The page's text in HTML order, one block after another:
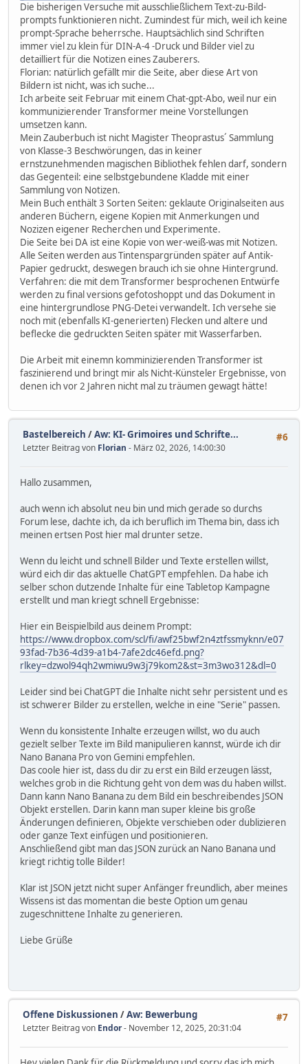
Die bisherigen Versuche mit ausschließlichem Text-zu-Bild-
prompts funktionieren nicht. Zumindest für mich, weil ich keine
prompt-Sprache beherrsche. Hauptsächlich sind Schriften
immer viel zu klein für DIN-A-4 -Druck und Bilder viel zu
detailliert für die Notizen eines Zauberers.
Florian: natürlich gefällt mir die Seite, aber diese Art von
Bildern ist nicht, was ich suche...
Ich arbeite seit Februar mit einem Chat-gpt-Abo, weil nur ein
kommunizierender Transformer meine Vorstellungen
umsetzen kann.
Mein Zauberbuch ist nicht Magister Theoprastus´ Sammlung
von Klasse-3 Beschwörungen, das in keiner
ernstzunehmenden magischen Bibliothek fehlen darf, sondern
das Gegenteil: eine selbstgebundene Kladde mit einer
Sammlung von Notizen.
Mein Buch enthält 3 Sorten Seiten: geklaute Originalseiten aus
anderen Büchern, eigene Kopien mit Anmerkungen und
Nozizen eigener Recherchen und Experimente.
Die Seite bei DA ist eine Kopie von wer-weiß-was mit Notizen.
Alle Seiten werden aus Tintenspargründen später auf Antik-
Papier gedruckt, deswegen brauch ich sie ohne Hintergrund.
Verfahren: die mit dem Transformer besprochenen Entwürfe
werden zu final versions gefotoshoppt und das Dokument in
eine hintergrundlose PNG-Detei verwandelt. Ich versehe sie
noch mit (ebenfalls KI-generierten) Flecken und altere und
beflecke die gedruckten Seiten später mit Wasserfarben.
Die Arbeit mit einemn komminizierenden Transformer ist
faszinierend und bringt mir als Nicht-Künsteler Ergebnisse, von
denen ich vor 2 Jahren nicht mal zu träumen gewagt hätte!
#6
Bastelbereich /Aw: KI- Grimoires und Schrifte...
Letzter Beitrag von Florian - März 02, 2026, 14:00:30
Hallo zusammen,
auch wenn ich absolut neu bin und mich gerade so durchs
Forum lese, dachte ich, da ich beruflich im Thema bin, dass ich
meinen ertsen Post hier mal drunter setze.
Wenn du leicht und schnell Bilder und Texte erstellen willst,
würd eich dir das aktuelle ChatGPT empfehlen. Da habe ich
selber schon dutzende Inhalte für eine Tabletop Kampagne
erstellt und man kriegt schnell Ergebnisse:
Hier ein Beispielbild aus deinem Prompt:
https://www.dropbox.com/scl/fi/awf25bwf2n4ztfssmyknn/e07
93fad-7b36-4d39-a1b4-7afe2dc46efd.png?
rlkey=dzwol94qh2wmiwu9w3j79kom2&st=3m3wo312&dl=0
Leider sind bei ChatGPT die Inhalte nicht sehr persistent und es
ist schwerer Bilder zu erstellen, welche in eine "Serie" passen.
Wenn du konsistente Inhalte erzeugen willst, wo du auch
gezielt selber Texte im Bild manipulieren kannst, würde ich dir
Nano Banana Pro von Gemini empfehlen.
Das coole hier ist, dass du dir zu erst ein Bild erzeugen lässt,
welches grob in die Richtung geht von dem was du haben willst.
Dann kann Nano Banana zu dem Bild ein beschreibendes JSON
Objekt erstellen. Darin kann man super kleine bis große
Änderungen definieren, Objekte verschieben oder dublizieren
oder ganze Text einfügen und positionieren.
Anschließend gibt man das JSON zurück an Nano Banana und
kriegt richtig tolle Bilder!
Klar ist JSON jetzt nicht super Anfänger freundlich, aber meines
Wissens ist das momentan die beste Option um genau
zugeschnittene Inhalte zu generieren.
Liebe Grüße
#7
Offene Diskussionen /Aw: Bewerbung
Letzter Beitrag von Endor- November 12, 2025, 20:31:04